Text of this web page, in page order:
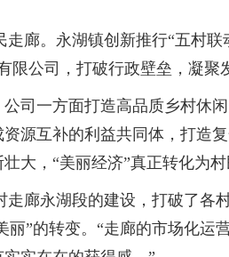
。永湖镇创新推行“五村联
公司，打破行政壁垒，凝聚
一方面打造高品质乡村休
源互补的利益共同体，打造
大，“美丽经济”真正转化为村
永湖段的建设，打破了各
”的转变。“走廊的市场化